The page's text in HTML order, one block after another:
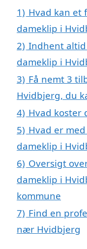
1) Hvad kan et
dameklip i
2) Indhent
dameklip i
3) Få nemt 3
Hvidbjerg, du
4) Hvad koster
5) Hvad er
dameklip i
6) Oversigt
dameklip i
kommune
7) Find en
nær Hvidbjerg